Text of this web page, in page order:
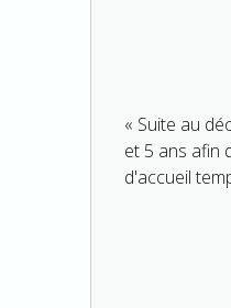
« Suite au
et 5 ans afin
d'accueil